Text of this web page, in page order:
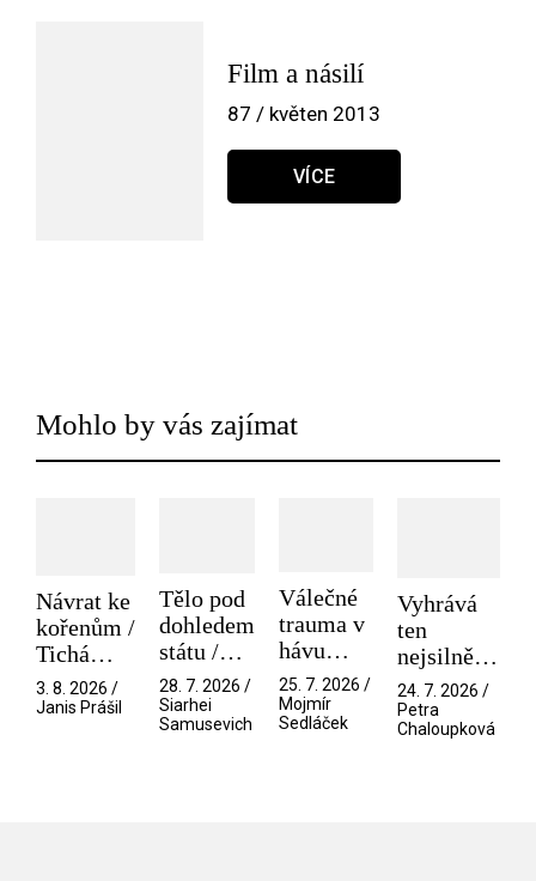
Film a násilí
87 / květen 2013
VÍCE
Mohlo by vás zajímat
Návrat ke
kořenům /
Tichá
přítelkyně
3. 8. 2026 /
Janis Prášil
Tělo pod
dohledem
státu /
Pramen
28. 7. 2026 /
Siarhei
Samusevich
Válečné
trauma v
hávu
spektáklu
/ Odyssea
25. 7. 2026 /
Mojmír
Sedláček
Vyhrává
ten
nejsilnější
/ V nitru
manosféry
24. 7. 2026 /
Petra
Chaloupková